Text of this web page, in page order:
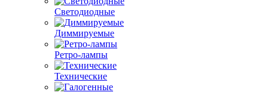
Светодиодные
Диммируемые
Ретро-лампы
Технические